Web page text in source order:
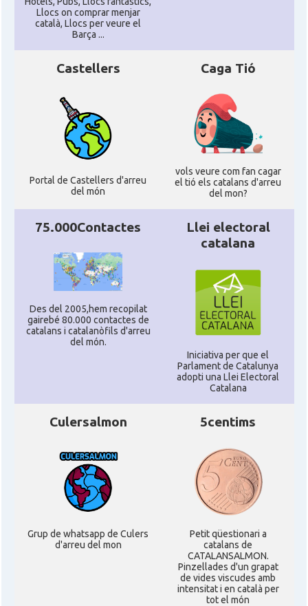
Llocs on comprar menjar
català, Llocs per veure el
Barça ...
Castellers
Portal de Castellers d'arreu
del món
Caga Tió
vols veure com fan cagar
el tió els catalans d'arreu
del mon?
75.000Contactes
Des del 2005,hem recopilat
gairebé 80.000 contactes de
catalans i catalanòfils d'arreu
del món.
Llei electoral
catalana
Iniciativa per que el
Parlament de Catalunya
adopti una Llei Electoral
Catalana
Culersalmon
Grup de whatsapp de Culers
d'arreu del mon
5centims
Petit qüestionari a
catalans de
CATALANSALMON.
Pinzellades d'un grapat
de vides viscudes amb
intensitat i en català per
tot el món